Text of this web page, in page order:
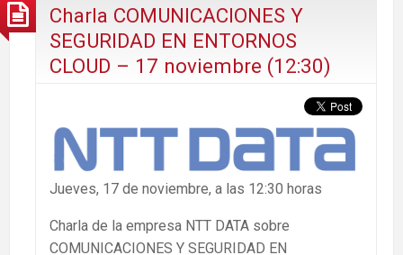
Charla COMUNICACIONES Y
SEGURIDAD EN ENTORNOS
CLOUD – 17 noviembre (12:30)
Jueves, 17 de noviembre, a las 12:30 horas
Charla de la empresa NTT DATA sobre
COMUNICACIONES Y SEGURIDAD EN